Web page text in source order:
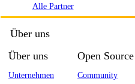
Alle Partner
Über uns
Über uns
Unternehmen
Open Source
Community